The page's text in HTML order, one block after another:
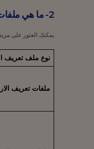
2- ما هي
يمكنك العثور على
نوع ملف تعريف
ملفات تعريف